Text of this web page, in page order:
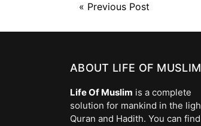
« Previous Post
ABOUT LIFE OF MUSLIM
Life Of Muslim is a complete
solution for mankind in the
Quran and Hadith. You can find